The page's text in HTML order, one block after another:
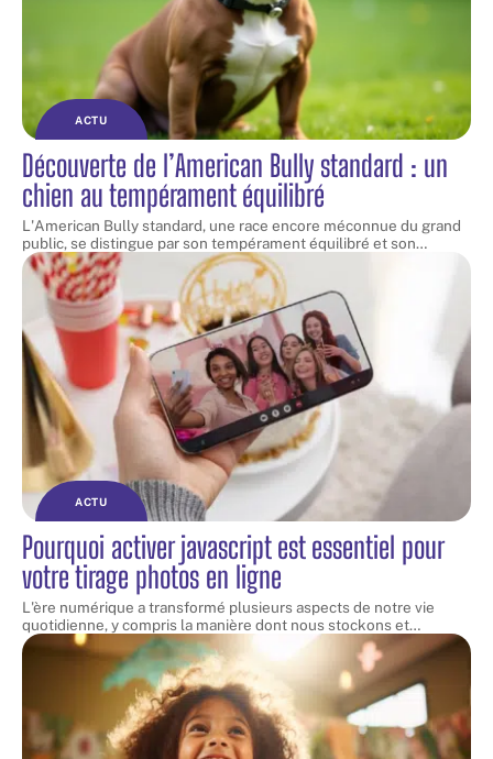
ACTU
Découverte de l’American Bully standard : un
chien au tempérament équilibré
L'American Bully standard, une race encore méconnue du grand
public, se distingue par son tempérament équilibré et son…
ACTU
Pourquoi activer javascript est essentiel pour
votre tirage photos en ligne
L'ère numérique a transformé plusieurs aspects de notre vie
quotidienne, y compris la manière dont nous stockons et…